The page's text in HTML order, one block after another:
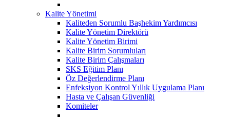
Kalite Yönetimi
Kaliteden Sorumlu Başhekim Yardımcısı
Kalite Yönetim Direktörü
Kalite Yönetim Birimi
Kalite Birim Sorumluları
Kalite Birim Çalışmaları
SKS Eğitim Planı
Öz Değerlendirme Planı
Enfeksiyon Kontrol Yıllık Uygulama Planı
Hasta ve Çalışan Güvenliği
Komiteler